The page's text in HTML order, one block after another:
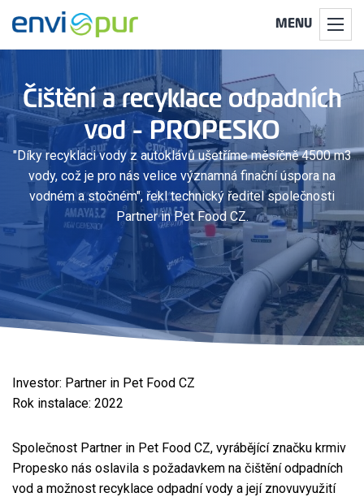
MENU
Čištění a recyklace odpadních
vod - PROPESKO
"Díky recyklaci vody z autoklávů ušetříme měsíčně 4500 m3
vody, což je pro nás velice významná finační úspora na
vodném a stočném", řekl technický ředitel společnosti
Partner in Pet Food CZ.
Investor: Partner in Pet Food CZ
Rok instalace: 2022
Společnost Partner in Pet Food CZ, vyrábějící značku krmiv
Propesko nás oslavila s požadavkem na čištění odpadních
vod a možnost recyklace odpadní vody a její znovuvyužití